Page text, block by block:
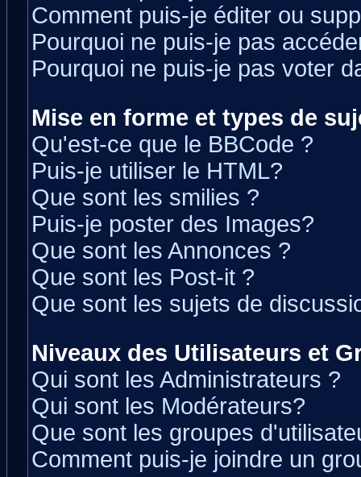
Comment puis-je éditer ou
Pourquoi ne puis-je pas
Pourquoi ne puis-je pas voter
Mise en forme et types de
Qu'est-ce que le BBCode ?
Puis-je utiliser le HTML?
Que sont les smilies ?
Puis-je poster des Images?
Que sont les Annonces ?
Que sont les Post-it ?
Que sont les sujets de
Niveaux des Utilisateurs et
Qui sont les Administrateurs ?
Qui sont les Modérateurs?
Que sont les groupes
Comment puis-je joindre un